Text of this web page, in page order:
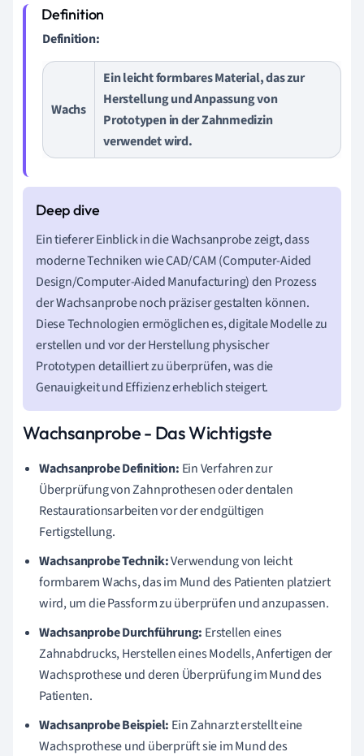
Definition:
Wachs
Ein leicht formbares Material, das zur
Herstellung und Anpassung von
Prototypen in der Zahnmedizin
verwendet wird.
Ein tieferer Einblick in die Wachsanprobe zeigt, dass
moderne Techniken wie CAD/CAM (Computer-Aided
Design/Computer-Aided Manufacturing) den Prozess
der Wachsanprobe noch präziser gestalten können.
Diese Technologien ermöglichen es, digitale Modelle zu
erstellen und vor der Herstellung physischer
Prototypen detailliert zu überprüfen, was die
Genauigkeit und Effizienz erheblich steigert.
Wachsanprobe - Das Wichtigste
Wachsanprobe Definition: Ein Verfahren zur
Überprüfung von Zahnprothesen oder dentalen
Restaurationsarbeiten vor der endgültigen
Fertigstellung.
Wachsanprobe Technik:Verwendung von leicht
formbarem Wachs, das im Mund des Patienten platziert
wird, um die Passform zu überprüfen und anzupassen.
Wachsanprobe Durchführung: Erstellen eines
Zahnabdrucks, Herstellen eines Modells, Anfertigen der
Wachsprothese und deren Überprüfung im Mund des
Patienten.
Wachsanprobe Beispiel: Ein Zahnarzt erstellt eine
Wachsprothese und überprüft sie im Mund des